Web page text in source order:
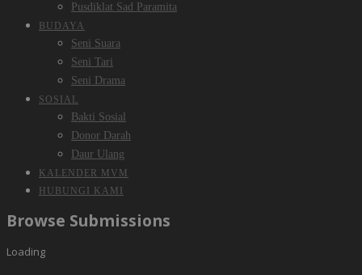
Pusdiklat Sad Paramita
BUDAYA
Seni Suara
Seni Tari
Seni Drama
SOSIAL
Bakti Sosial
Donor Darah
Daur Ulang
KALENDER MVM
HUBUNGI KAMI
Browse Submissions
Loading